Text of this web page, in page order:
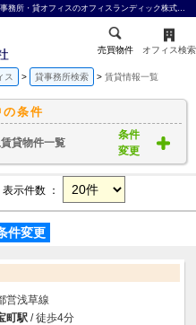
店舗・事務所 330m2以下231m2以上賃貸物件一覧 | 貸事務所・貸オフィスのオフィスランディック株式会社
売買物件 オフィス検索
ス 貸事務所検索 賃貸情報一覧
の条件
貸物件一覧
条件
変更
表示件数 ：
件変更
営浅草線
町駅 / 徒歩4分